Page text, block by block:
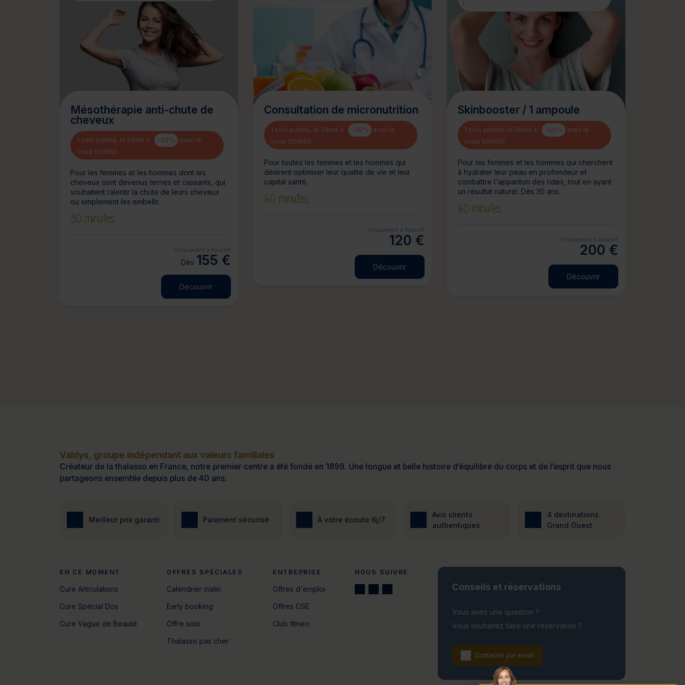
Mésothérapie anti-chute de
cheveux
1 soin acheté, le 2ème à -50%
avec le
code SOIN50
Pour les femmes et les hommes dont les
cheveux sont devenus ternes et cassants, qui
souhaitent ralentir la chute de leurs cheveux
ou simplement les embellir.
30 minutes
Uniquement à Roscoff
Dès 155 €
Découvrir
Consultation de micronutrition
1 soin acheté, le 2ème à -50%
avec le
code SOIN50
Pour toutes les femmes et les hommes qui
désirent optimiser leur qualité de vie et leur
capital santé.
60 minutes
Uniquement à Roscoff
120 €
Découvrir
!
Skinbooster / 1 ampoule
1 soin acheté, le 2ème à -50%
avec le
code SOIN50
Pour les femmes et les hommes qui cherchent
à hydrater leur peau en profondeur et
combattre l'appariton des rides, tout en ayant
un résultat naturel. Dès 30 ans.
60 minutes
Uniquement à Roscoff
200 €
Découvrir
Valdys, groupe indépendant aux valeurs familiales
Créateur de la thalasso en France, notre premier centre a été fondé en 1899. Une longue et belle histoire d’équilibre du corps et de l’esprit que nous
partageons ensemble depuis plus de 40 ans.
Meilleur prix garanti Paiement sécurisé À votre écoute 6j/7
Avis clients
authentiques
4 destinations
Grand Ouest
EN CE MOMENT
Cure Articulations
Cure Spécial Dos
Cure Vague de Beauté
OFFRES SPÉCIALES
Calendrier malin
Early booking
Offre solo
Thalasso pas cher
ENTREPRISE
Offres d'emploi
Offres CSE
Club fitneo
NOUS SUIVRE
Conseils et réservations
Vous avez une question ?
Vous souhaitez faire une réservation ?
Contacter par email